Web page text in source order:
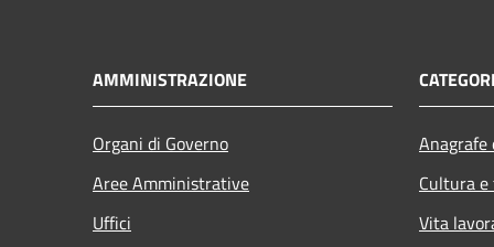
AMMINISTRAZIONE
Organi di Governo
Aree Amministrative
Uffici
Cultura
Vita